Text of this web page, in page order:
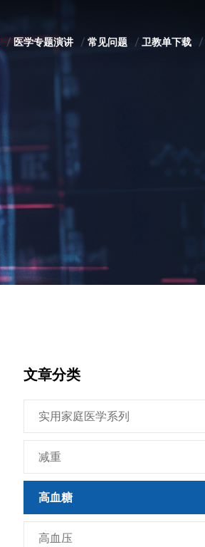
医学专题演讲 常见问题 卫教单下载
文章分类
实用家庭医学系列
减重
高血糖
高血压